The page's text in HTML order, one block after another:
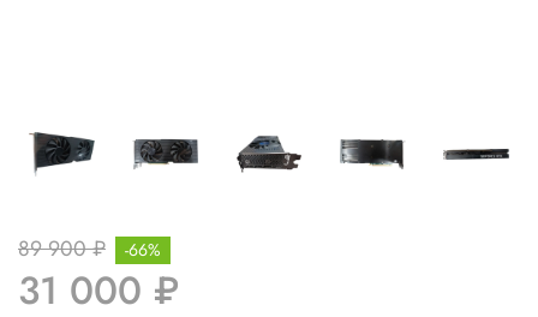
89 900 ₽
31 000 ₽
-66%